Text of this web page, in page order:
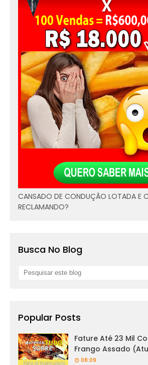
CANSADO DE CONDUÇÃO LOTADA E
RECLAMANDO?
Busca No Blog
Popular Posts
Fature Até 23 Mil
Frango Assado
08:09